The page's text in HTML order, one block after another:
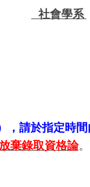
社會學系
，請於指定時
棄錄取資格論。